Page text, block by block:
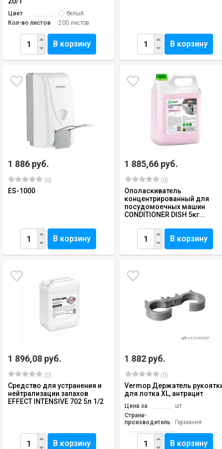
Цвет
белый
Кол-во листов
200 листов
В корзину В корзину
1 886 руб.
(0)
ES-1000
В корзину
1 885,66 руб.
(0)
Ополаскиватель
концентрированный для
посудомоечных машин
CONDITIONER DISH 5кг...
В корзину
1 896,08 руб.
(0)
Средство для устранения и
нейтрализации запахов
EFFECT INTENSIVE 702 5л 1/2
В корзину
1 882 руб.
(0)
Vermop Держатель
для лотка XL, антрацит
Цена за
шт.
Страна-
производитель
Германия
В корзину